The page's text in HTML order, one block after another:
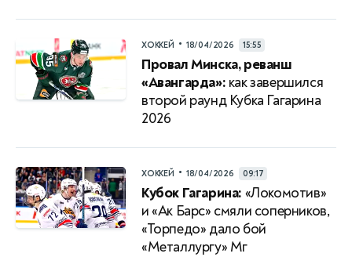
ХОККЕЙ • 18/04/2026 15:55
Провал Минска, реванш
«Авангарда»: как завершился
второй раунд Кубка Гагарина
2026
ХОККЕЙ • 18/04/2026 09:17
Кубок Гагарина: «Локомотив»
и «Ак Барс» смяли соперников,
«Торпедо» дало бой
«Металлургу» Мг